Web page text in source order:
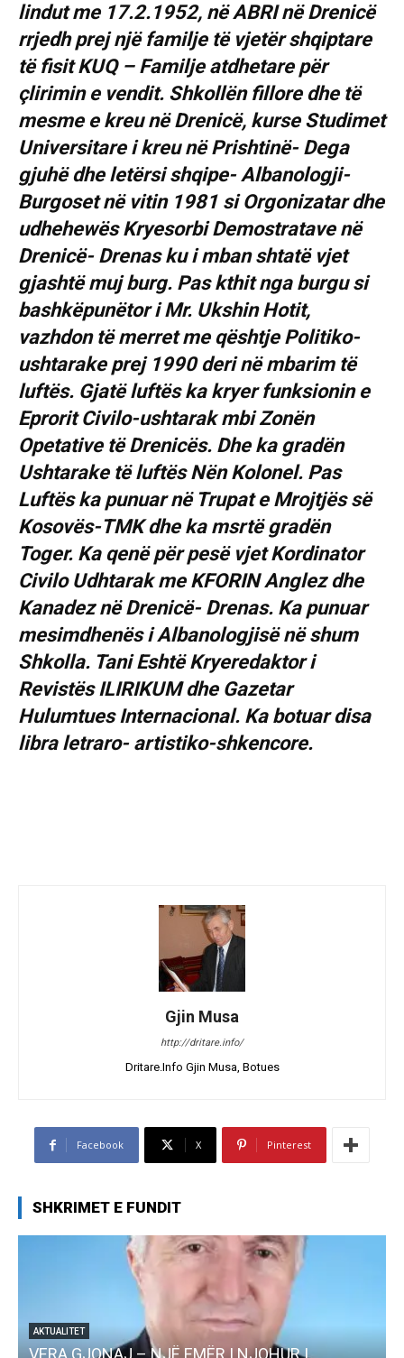
lindut me 17.2.1952, në ABRI në Drenicë
rrjedh prej një familje të vjetër shqiptare
të fisit KUQ – Familje atdhetare për
çlirimin e vendit. Shkollën fillore dhe të
mesme e kreu në Drenicë, kurse Studimet
Universitare i kreu në Prishtinë- Dega
gjuhë dhe letërsi shqipe- Albanologji-
Burgoset në vitin 1981 si Orgonizatar dhe
udhehewës Kryesorbi Demostratave në
Drenicë- Drenas ku i mban shtatë vjet
gjashtë muj burg. Pas kthit nga burgu si
bashkëpunëtor i Mr. Ukshin Hotit,
vazhdon të merret me qështje Politiko-
ushtarake prej 1990 deri në mbarim të
luftës. Gjatë luftës ka kryer funksionin e
Eprorit Civilo-ushtarak mbi Zonën
Opetative të Drenicës. Dhe ka gradën
Ushtarake të luftës Nën Kolonel. Pas
Luftës ka punuar në Trupat e Mrojtjës së
Kosovës-TMK dhe ka msrtë gradën
Toger. Ka qenë për pesë vjet Kordinator
Civilo Udhtarak me KFORIN Anglez dhe
Kanadez në Drenicë- Drenas. Ka punuar
mesimdhenës i Albanologjisë në shum
Shkolla. Tani Eshtë Kryeredaktor i
Revistës ILIRIKUM dhe Gazetar
Hulumtues Internacional. Ka botuar disa
libra letraro- artistiko-shkencore.
Gjin Musa
http://dritare.info/
Dritare.Info Gjin Musa, Botues
Facebook X Pinterest
SHKRIMET E FUNDIT
AKTUALITET
VERA GJONAJ – NJË EMËR I NJOHUR I